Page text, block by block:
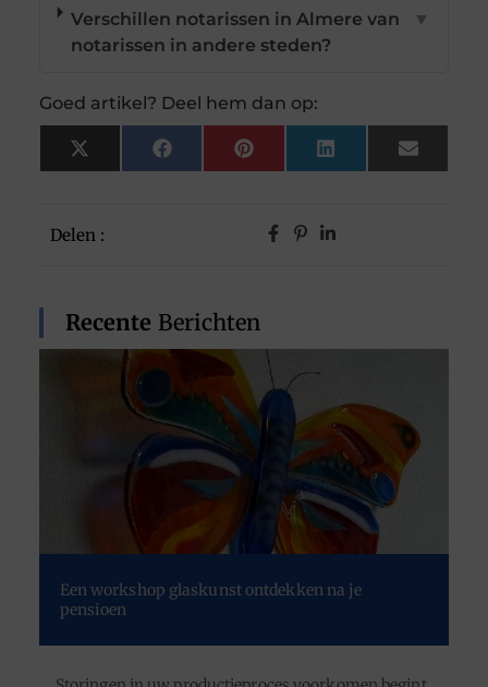
Delen :
Recente Berichten
Een workshop glaskunst ontdekken na je
pensioen
Verschillen notarissen in Almere van
notarissen in andere steden?
▼
Goed artikel? Deel hem dan op:
X
(Twitter)
FacebookPinterestLinkedInEmail